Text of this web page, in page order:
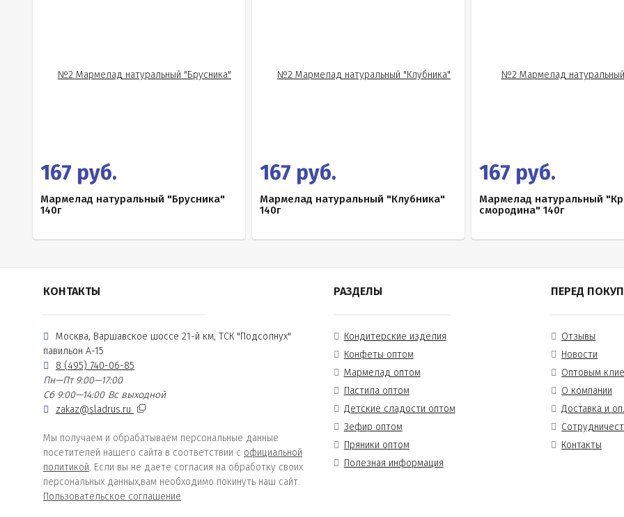
167 руб.
Мармелад натуральный "Брусника"
140г
167 руб.
Мармелад натуральный "Клубника"
140г
167 руб.
Мармелад натуральный
смородина" 140г
КОНТАКТЫ
Москва, Варшавское шоссе 21-й км, ТСК "Подсолнух"
павильон А-15
8 (495) 740-06-85
Пн—Пт 9:00—17:00
Сб 9:00—14:00 Вс выходной
zakaz@sladrus.ru
Мы получаем и обрабатываем персональные данные
посетителей нашего сайта в соответствии с официальной
политикой. Если вы не даете согласия на обработку своих
персональных данных,вам необходимо покинуть наш сайт.
Пользовательское соглашение
РАЗДЕЛЫ
Кондитерские изделия
Конфеты оптом
Мармелад оптом
Пастила оптом
Детские сладости оптом
Зефир оптом
Пряники оптом
Полезная информация
ПЕРЕД
Отзывы
Новости
Оптовым
О компании
Доставка и
Контакты